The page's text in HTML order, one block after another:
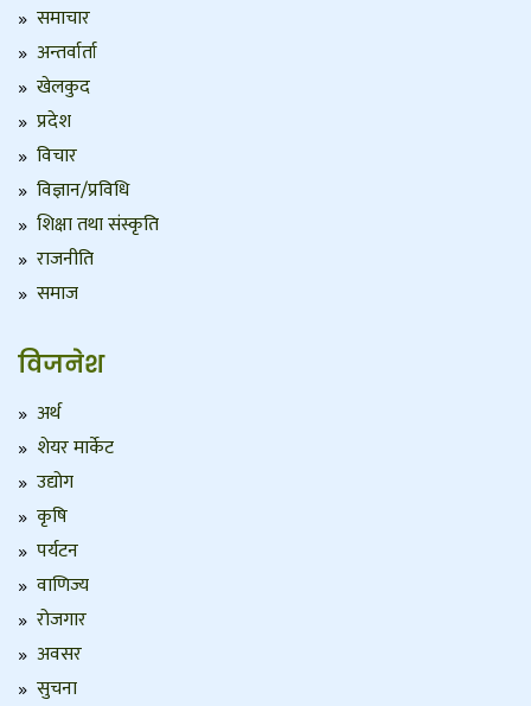
समाचार
अन्तर्वार्ता
खेलकुद
प्रदेश
विचार
विज्ञान/प्रविधि
शिक्षा तथा संस्कृति
राजनीति
समाज
विजनेश
अर्थ
शेयर मार्केट
उद्योग
कृषि
पर्यटन
वाणिज्य
रोजगार
अवसर
सुचना